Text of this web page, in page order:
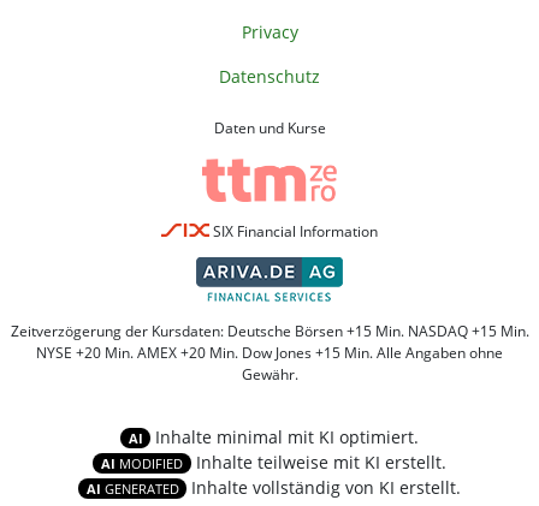
Privacy
Datenschutz
Daten und Kurse
SIX Financial Information
Zeitverzögerung der Kursdaten: Deutsche Börsen +15 Min. NASDAQ +15 Min.
NYSE +20 Min. AMEX +20 Min. Dow Jones +15 Min. Alle Angaben ohne
Gewähr.
AI Inhalte minimal mit KI optimiert.
AI MODIFIED Inhalte teilweise mit KI erstellt.
AI GENERATED Inhalte vollständig von KI erstellt.